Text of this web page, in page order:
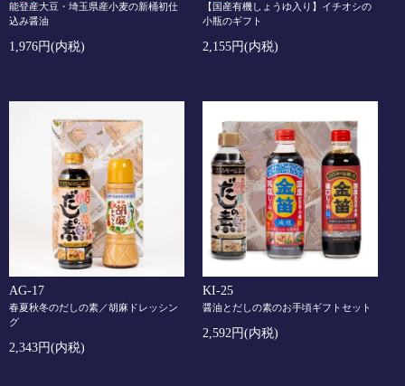
能登産大豆・埼玉県産小麦の新桶初仕
込み醤油
1,976円(内税)
【国産有機しょうゆ入り】イチオシの
小瓶のギフト
2,155円(内税)
AG-17
春夏秋冬のだしの素／胡麻ドレッシン
グ
2,343円(内税)
KI-25
醤油とだしの素のお手頃ギフトセット
2,592円(内税)